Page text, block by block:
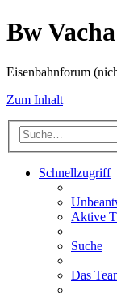
Bw
Eisenbahnforum
Zum Inhalt
Schnellzugriff
Aktive
Suche
Das